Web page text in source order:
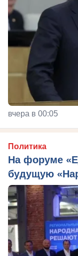
вчера в 00:05
Политика
На форуме
будущую